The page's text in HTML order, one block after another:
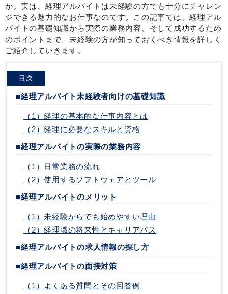
か。実は、経理アルバイトは未経験の方でも十分にチャレン
ジできる魅力的なお仕事なのです。この記事では、経理アル
バイトの基礎知識から実際の業務内容、そして成功するため
のポイントまで、未経験の方が知っておくべき情報を詳しく
ご紹介していきます。
目次
■経理アルバイト未経験者向けの基礎知識
（1）経理の基本的な仕事内容とは
（2）経理に必要なスキルと資格
■経理アルバイトの実際の業務内容
（1）日常業務の流れ
（2）使用するソフトウェアとツール
■経理アルバイトのメリット
（1）未経験からでも始めやすい理由
（2）経理職の将来性とキャリアパス
■経理アルバイトの求人情報の探し方
■経理アルバイトの面接対策
（1）よくある質問とその回答例